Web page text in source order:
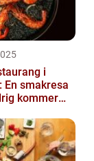
i
En smakresa
kommer